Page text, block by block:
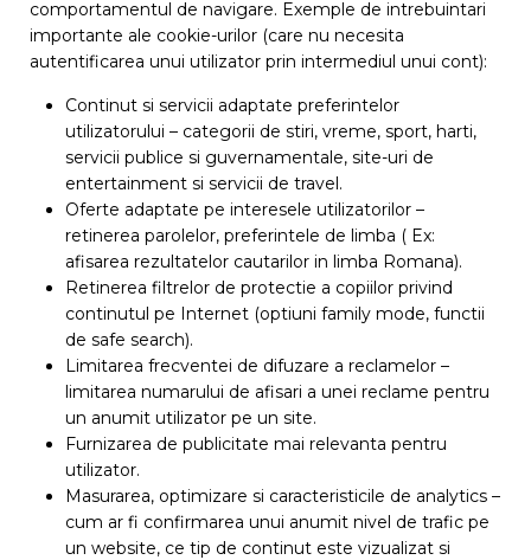
comportamentul de navigare. Exemple de intrebuintari
importante ale cookie-urilor (care nu necesita
autentificarea unui utilizator prin intermediul unui cont):
Continut si servicii adaptate preferintelor
utilizatorului – categorii de stiri, vreme, sport, harti,
servicii publice si guvernamentale, site-uri de
entertainment si servicii de travel.
Oferte adaptate pe interesele utilizatorilor –
retinerea parolelor, preferintele de limba ( Ex:
afisarea rezultatelor cautarilor in limba Romana).
Retinerea filtrelor de protectie a copiilor privind
continutul pe Internet (optiuni family mode, functii
de safe search).
Limitarea frecventei de difuzare a reclamelor –
limitarea numarului de afisari a unei reclame pentru
un anumit utilizator pe un site.
Furnizarea de publicitate mai relevanta pentru
utilizator.
Masurarea, optimizare si caracteristicile de analytics –
cum ar fi confirmarea unui anumit nivel de trafic pe
un website, ce tip de continut este vizualizat si